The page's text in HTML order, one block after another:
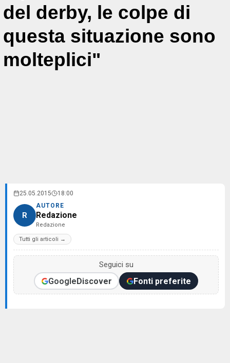
del derby, le colpe di
questa situazione sono
molteplici"
25.05.2015 18:00
R
AUTORE
Redazione
Redazione
Tutti gli articoli →
Seguici su
GoogleDiscover Fonti preferite